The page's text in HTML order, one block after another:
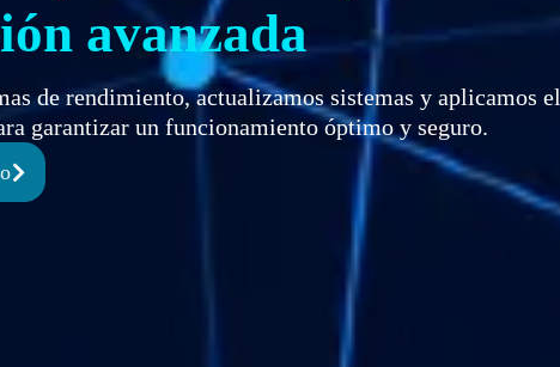
avanzada
de rendimiento, actualizamos sistemas y aplicamos el
garantizar un funcionamiento óptimo y seguro.